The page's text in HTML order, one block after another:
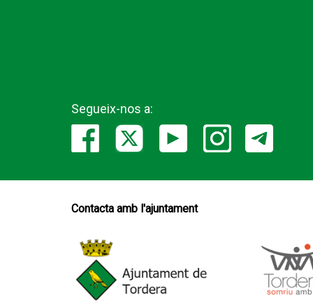
Segueix-nos a:
Contacta amb l'ajuntament